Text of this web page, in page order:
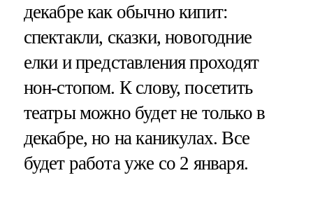
декабре как обычно кипит:
спектакли, сказки, новогодние
елки и представления проходят
нон-стопом. К слову, посетить
театры можно будет не только в
декабре, но на каникулах. Все
будет работа уже со 2 января.